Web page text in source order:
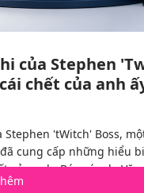
của Stephen
chết của anh
'tWitch' Boss,
cung cấp những hiểu
của anh. Báo cáo do
nhận rằng vũ công và